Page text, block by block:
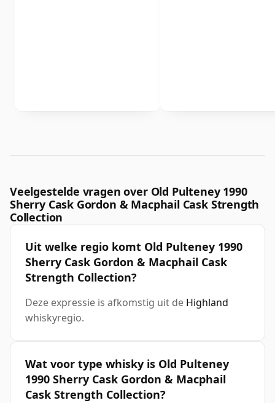
Veelgestelde vragen over Old Pulteney 1990
Sherry Cask Gordon & Macphail Cask Strength
Collection
Uit welke regio komt Old Pulteney 1990
Sherry Cask Gordon & Macphail Cask
Strength Collection?
Deze expressie is afkomstig uit de Highland
whiskyregio.
Wat voor type whisky is Old Pulteney
1990 Sherry Cask Gordon & Macphail
Cask Strength Collection?